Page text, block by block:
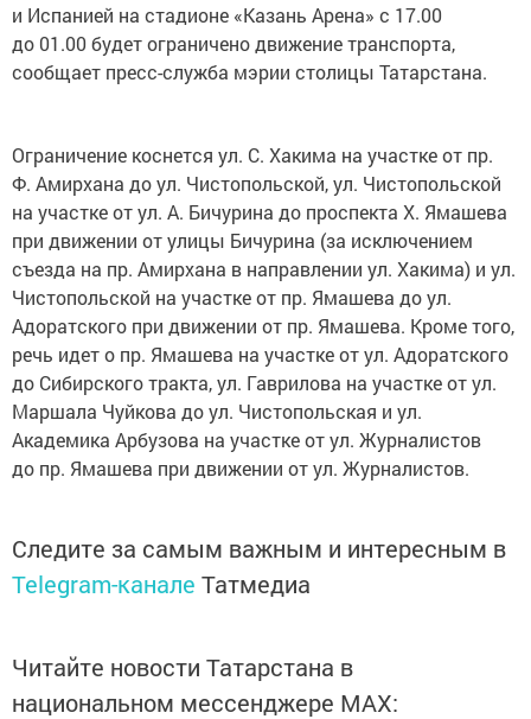
и Испанией на стадионе «Казань Арена» с 17.00
до 01.00 будет ограничено движение транспорта,
сообщает пресс-служба мэрии столицы Татарстана.
Ограничение коснется ул. С. Хакима на участке от пр.
Ф. Амирхана до ул. Чистопольской, ул. Чистопольской
на участке от ул. А. Бичурина до проспекта Х. Ямашева
при движении от улицы Бичурина (за исключением
съезда на пр. Амирхана в направлении ул. Хакима) и ул.
Чистопольской на участке от пр. Ямашева до ул.
Адоратского при движении от пр. Ямашева. Кроме того,
речь идет о пр. Ямашева на участке от ул. Адоратского
до Сибирского тракта, ул. Гаврилова на участке от ул.
Маршала Чуйкова до ул. Чистопольская и ул.
Академика Арбузова на участке от ул. Журналистов
до пр. Ямашева при движении от ул. Журналистов.
Следите за самым важным и интересным в
Telegram-канале Татмедиа
Читайте новости Татарстана в
национальном мессенджере MАХ: